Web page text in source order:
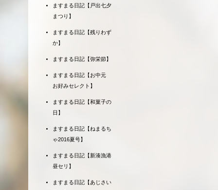
ますまる日記【戸出七夕
まつり】
ますまる日記【残りわず
か】
ますまる日記【弥栄節】
ますまる日記【お中元
お好みセレクト】
ますまる日記【和菓子の
日】
ますまる日記【ねまるち
ゃ2016夏号】
ますまる日記【新湊漁港
昼セリ】
ますまる日記【あじさい